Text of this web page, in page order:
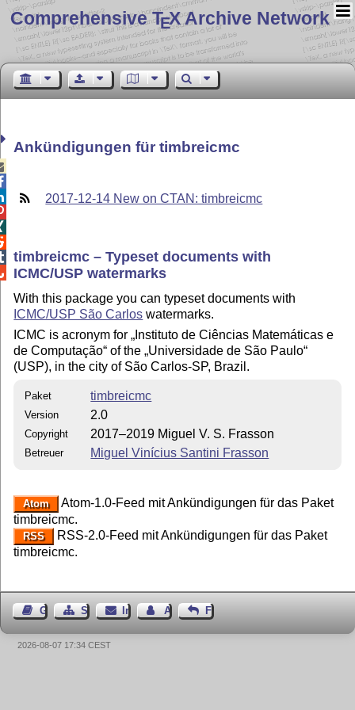
Comprehensive TEX Archive Network
Ankündigungen für timbreicmc
2017-12-14 New on CTAN: timbreicmc
timbreicmc – Typeset documents with
ICMC/USP watermarks
With this package you can typeset documents with
ICMC/USP São Carlos watermarks.
ICMC is acronym for Instituto de Ciências Matemáticas e
de Computação of the Universidade de São Paulo
(USP), in the city of São Carlos-SP, Brazil.
Paket timbreicmc
Version 2.0
Copyright 2017–2019 Miguel V. S. Frasson
Betreuer Miguel Vinícius Santini Frasson
Atom
Atom-1.0-Feed mit Ankündigungen für das Paket
timbreicmc.
RSS
RSS-2.0-Feed mit Ankündigungen für das Paket
timbreicmc.
GästebuchSeiten-Struktur
ImpressumAutor kontaktieren
Feedback
2026-08-07 17:34 CEST